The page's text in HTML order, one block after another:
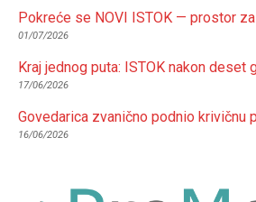
Pokreće se NOVI ISTOK — prostor
01/07/2026
Kraj jednog puta: ISTOK nakon deset
17/06/2026
Govedarica zvanično podnio krivičnu
16/06/2026